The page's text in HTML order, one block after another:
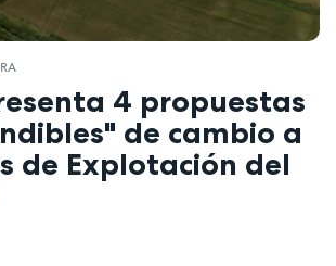
4 propuestas
de cambio a
de Explotación del